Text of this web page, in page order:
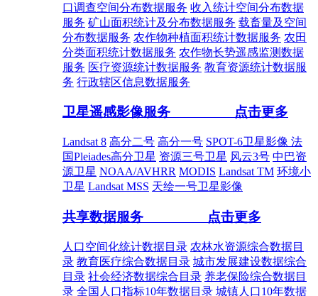
口调查空间分布数据服务 收入统计空间分布数据
服务 矿山面积统计及分布数据服务 载畜量及空间
分布数据服务 农作物种植面积统计数据服务 农田
分类面积统计数据服务 农作物长势遥感监测数据
服务 医疗资源统计数据服务 教育资源统计数据服
务 行政辖区信息数据服务
卫星遥感影像服务 点击更多
Landsat 8 高分二号 高分一号 SPOT-6卫星影像 法
国Pleiades高分卫星 资源三号卫星 风云3号 中巴资
源卫星 NOAA/AVHRR MODIS Landsat TM 环境小
卫星 Landsat MSS 天绘一号卫星影像
共享数据服务 点击更多
人口空间化统计数据目录 农林水资源综合数据目
录 教育医疗综合数据目录 城市发展建设数据综合
目录 社会经济数据综合目录 养老保险综合数据目
录 全国人口指标10年数据目录 城镇人口10年数据